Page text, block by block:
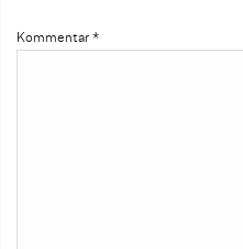
Kommentar *